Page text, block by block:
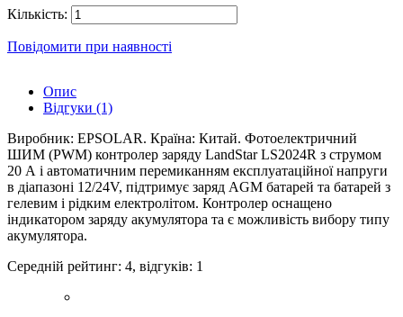
Повідомити при наявності
Опис
Відгуки (1)
Виробник: EPSOLAR. Країна: Китай. Фотоелектричний
ШИМ (PWM) контролер заряду LandStar LS2024R з струмом
20 А і автоматичним перемиканням експлуатаційної напруги
в діапазоні 12/24V, підтримує заряд AGM батарей та батарей з
гелевим і рідким електролітом. Контролер оснащено
індикатором заряду акумулятора та є можливість вибору типу
акумулятора.
Середній рейтинг: 4, відгуків: 1